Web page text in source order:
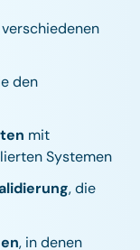
den
mit
Systemen
, die
, in denen